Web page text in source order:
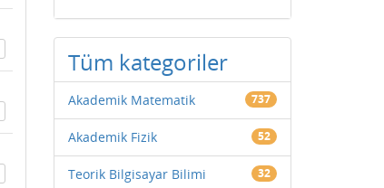
Tüm kategoriler
Akademik Matematik 737
Akademik Fizik 52
Teorik Bilgisayar Bilimi 32